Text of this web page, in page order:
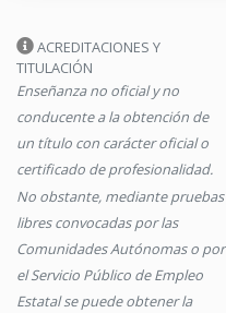
ACREDITACIONES Y
TITULACIÓN
Enseñanza no oficial y no
conducente a la obtención de
un título con carácter oficial o
certificado de profesionalidad.
No obstante, mediante pruebas
libres convocadas por las
Comunidades Autónomas o por
el Servicio Público de Empleo
Estatal se puede obtener la